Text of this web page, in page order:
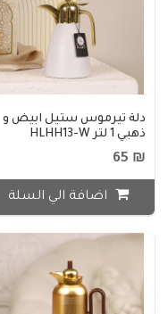
دلة تيرموس ستيل ابيض و
ذهبي 1 لتر HLHH13-W
₪ 65
اضافة الي السلة